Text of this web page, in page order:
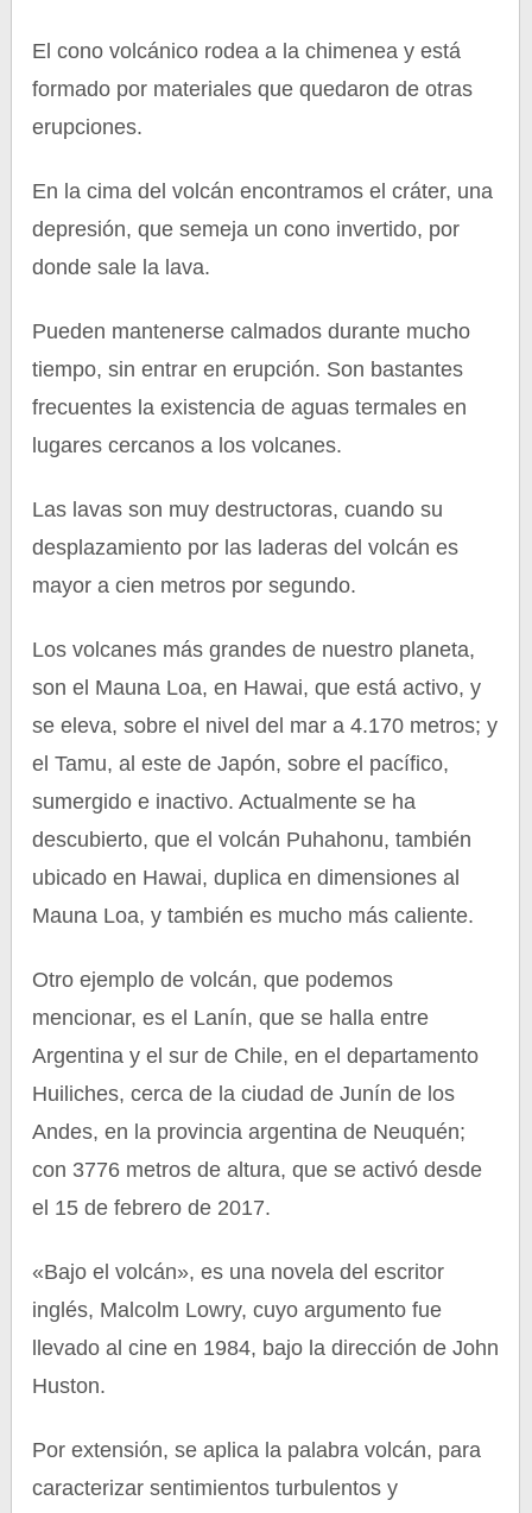
El cono volcánico rodea a la chimenea y está
formado por materiales que quedaron de otras
erupciones.
En la cima del volcán encontramos el cráter, una
depresión, que semeja un cono invertido, por
donde sale la lava.
Pueden mantenerse calmados durante mucho
tiempo, sin entrar en erupción. Son bastantes
frecuentes la existencia de aguas termales en
lugares cercanos a los volcanes.
Las lavas son muy destructoras, cuando su
desplazamiento por las laderas del volcán es
mayor a cien metros por segundo.
Los volcanes más grandes de nuestro planeta,
son el Mauna Loa, en Hawai, que está activo, y
se eleva, sobre el nivel del mar a 4.170 metros; y
el Tamu, al este de Japón, sobre el pacífico,
sumergido e inactivo. Actualmente se ha
descubierto, que el volcán Puhahonu, también
ubicado en Hawai, duplica en dimensiones al
Mauna Loa, y también es mucho más caliente.
Otro ejemplo de volcán, que podemos
mencionar, es el Lanín, que se halla entre
Argentina y el sur de Chile, en el departamento
Huiliches, cerca de la ciudad de Junín de los
Andes, en la provincia argentina de Neuquén;
con 3776 metros de altura, que se activó desde
el 15 de febrero de 2017.
«Bajo el volcán», es una novela del escritor
inglés, Malcolm Lowry, cuyo argumento fue
llevado al cine en 1984, bajo la dirección de John
Huston.
Por extensión, se aplica la palabra volcán, para
caracterizar sentimientos turbulentos y